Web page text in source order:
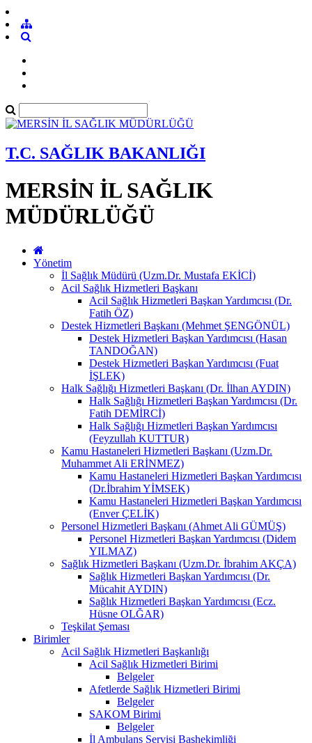
T.C. SAĞLIK BAKANLIĞI
MERSİN İL SAĞLIK
MÜDÜRLÜĞÜ
Yönetim
İl Sağlık Müdürü (Uzm.Dr. Mustafa EKİCİ)
Acil Sağlık Hizmetleri Başkanı
Acil Sağlık Hizmetleri Başkan Yardımcısı (Dr.
Fatih ÖZ)
Destek Hizmetleri Başkanı (Mehmet ŞENGÖNÜL)
Destek Hizmetleri Başkan Yardımcısı (Hasan
TANDOĞAN)
Destek Hizmetleri Başkan Yardımcısı (Fuat
İŞLEK)
Halk Sağlığı Hizmetleri Başkanı (Dr. İlhan AYDIN)
Halk Sağlığı Hizmetleri Başkan Yardımcısı (Dr.
Fatih DEMİRCİ)
Halk Sağlığı Hizmetleri Başkan Yardımcısı
(Feyzullah KUTTUR)
Kamu Hastaneleri Hizmetleri Başkanı (Uzm.Dr.
Muhammet Ali ERİNMEZ)
Kamu Hastaneleri Hizmetleri Başkan Yardımcısı
(Dr.İbrahim YİMSEK)
Kamu Hastaneleri Hizmetleri Başkan Yardımcısı
(Enver ÇELİK)
Personel Hizmetleri Başkanı (Ahmet Ali GÜMÜŞ)
Personel Hizmetleri Başkan Yardımcısı (Didem
YILMAZ)
Sağlık Hizmetleri Başkanı (Uzm.Dr. İbrahim AKÇA)
Sağlık Hizmetleri Başkan Yardımcısı (Dr.
Mücahit AYDIN)
Sağlık Hizmetleri Başkan Yardımcısı (Ecz.
Hüsne OLĞAR)
Teşkilat Şeması
Birimler
Acil Sağlık Hizmetleri Başkanlığı
Acil Sağlık Hizmetleri Birimi
Belgeler
Afetlerde Sağlık Hizmetleri Birimi
Belgeler
SAKOM Birimi
Belgeler
İl Ambulans Servisi Başhekimliği